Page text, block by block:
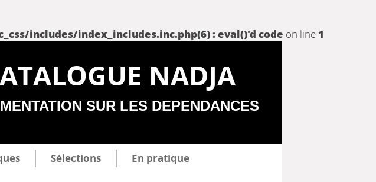
includes/index_includes.inc.php(6) : eval()'d code on line 1
NADJA
SUR LES DEPENDANCES
Sélections En pratique